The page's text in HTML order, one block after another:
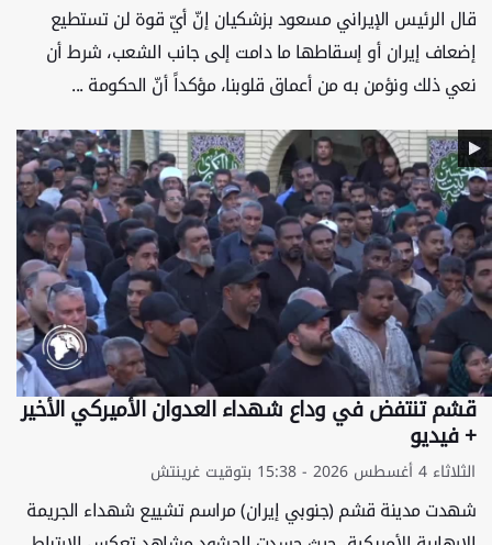
قال الرئيس الإيراني مسعود بزشكيان إنّ أيّ قوة لن تستطيع
إضعاف إيران أو إسقاطها ما دامت إلى جانب الشعب، شرط أن
نعي ذلك ونؤمن به من أعماق قلوبنا، مؤكداً أنّ الحكومة ...
قشم تنتفض في وداع شهداء العدوان الأميركي الأخير
+ فيديو
الثلاثاء 4 أغسطس 2026 - 15:38 بتوقيت غرينتش
شهدت مدينة قشم (جنوبي إيران) مراسم تشييع شهداء الجريمة